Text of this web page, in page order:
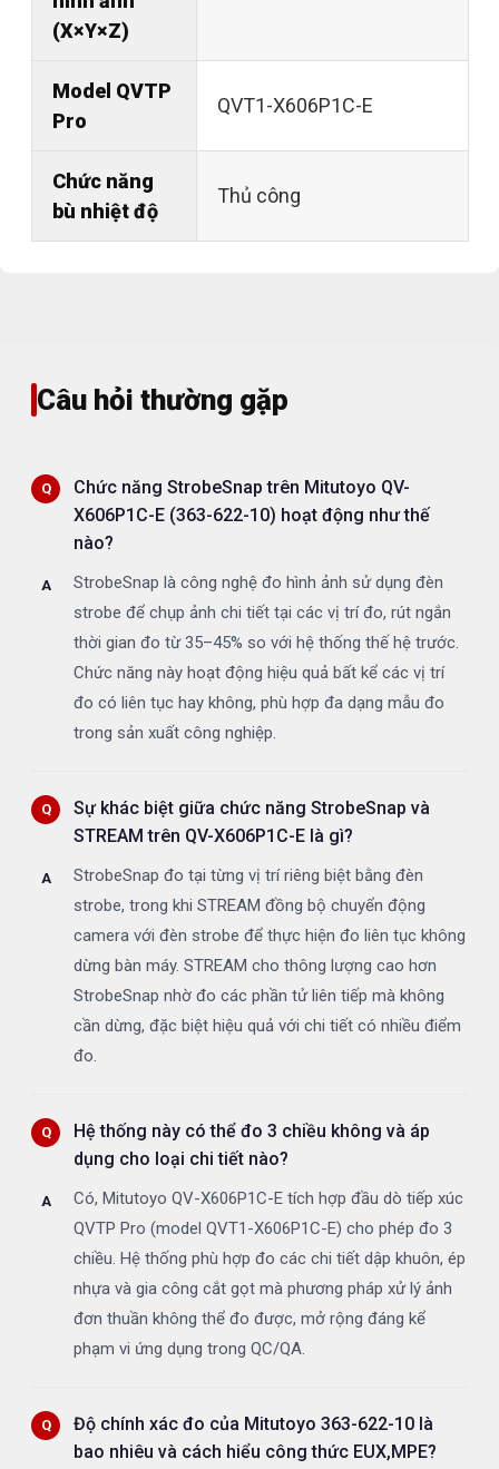
(X×Y×Z)
Model QVTP
Pro
QVT1-X606P1C-E
Chức năng
bù nhiệt độ
Thủ công
Câu hỏi thường gặp
Chức năng StrobeSnap trên Mitutoyo QV-
X606P1C-E (363-622-10) hoạt động như thế
nào?
StrobeSnap là công nghệ đo hình ảnh sử dụng đèn
strobe để chụp ảnh chi tiết tại các vị trí đo, rút ngắn
thời gian đo từ 35–45% so với hệ thống thế hệ trước.
Chức năng này hoạt động hiệu quả bất kể các vị trí
đo có liên tục hay không, phù hợp đa dạng mẫu đo
trong sản xuất công nghiệp.
Sự khác biệt giữa chức năng StrobeSnap và
STREAM trên QV-X606P1C-E là gì?
StrobeSnap đo tại từng vị trí riêng biệt bằng đèn
strobe, trong khi STREAM đồng bộ chuyển động
camera với đèn strobe để thực hiện đo liên tục không
dừng bàn máy. STREAM cho thông lượng cao hơn
StrobeSnap nhờ đo các phần tử liên tiếp mà không
cần dừng, đặc biệt hiệu quả với chi tiết có nhiều điểm
đo.
Hệ thống này có thể đo 3 chiều không và áp
dụng cho loại chi tiết nào?
Có, Mitutoyo QV-X606P1C-E tích hợp đầu dò tiếp xúc
QVTP Pro (model QVT1-X606P1C-E) cho phép đo 3
chiều. Hệ thống phù hợp đo các chi tiết dập khuôn, ép
nhựa và gia công cắt gọt mà phương pháp xử lý ảnh
đơn thuần không thể đo được, mở rộng đáng kể
phạm vi ứng dụng trong QC/QA.
Độ chính xác đo của Mitutoyo 363-622-10 là
bao nhiêu và cách hiểu công thức EUX,MPE?